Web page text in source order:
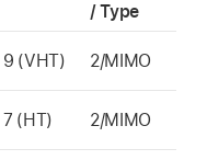
/ Type
9 (VHT) 2/MIMO
7 (HT) 2/MIMO